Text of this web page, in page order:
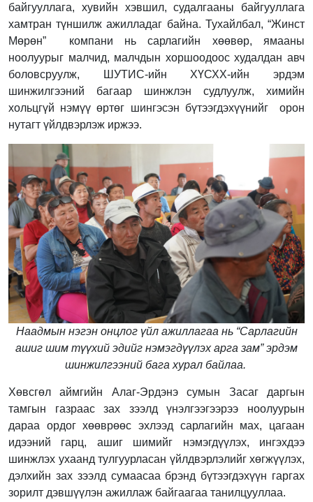
байгууллага, хувийн хэвшил, судалгааны байгууллага
хамтран түншилж ажилладаг байна. Тухайлбал, “Жинст
Мөрөн” компани нь сарлагийн хөөвөр, ямааны
ноолуурыг малчид, малчдын хоршоодоос худалдан авч
боловсруулж, ШУТИС-ийн ХҮСХХ-ийн эрдэм
шинжилгээний багаар шинжлэн судлуулж, химийн
хольцгүй нэмүү өртөг шингэсэн бүтээгдэхүүнийг орон
нутагт үйлдвэрлэж иржээ.
Наадмын нэгэн онцлог үйл ажиллагаа нь “Сарлагийн
ашиг шим түүхий эдийг нэмэгдүүлэх арга зам” эрдэм
шинжилгээний бага хурал байлаа.
Хөвсгөл аймгийн Алаг-Эрдэнэ сумын Засаг даргын
тамгын газраас зах зээлд үнэлгээгээрээ ноолуурын
дараа ордог хөөврөөс эхлээд сарлагийн мах, цагаан
идээний гарц, ашиг шимийг нэмэгдүүлэх, ингэхдээ
шинжлэх ухаанд тулгуурласан үйлдвэрлэлийг хөгжүүлэх,
дэлхийн зах зээлд сумаасаа брэнд бүтээгдэхүүн гаргах
зорилт дэвшүүлэн ажиллаж байгаагаа танилцууллаа.